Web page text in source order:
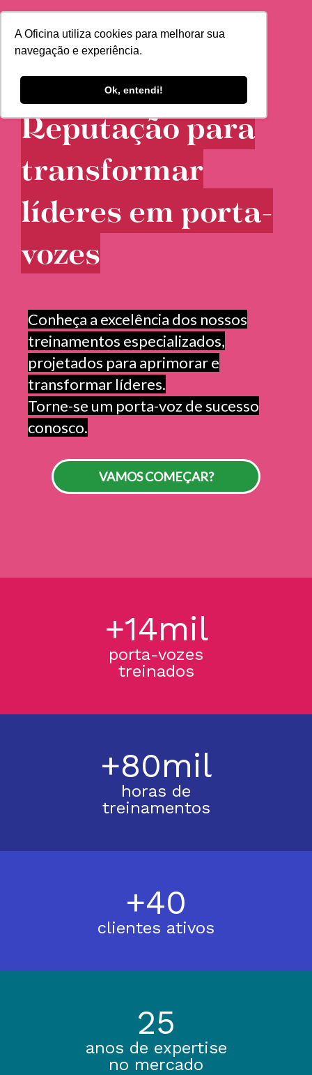
A Oficina utiliza cookies para melhorar sua
navegação e experiência.
Ok, entendi!
Reputação para
transformar
líderes em porta-
vozes
Conheça a excelência dos nossos
treinamentos especializados,
projetados para aprimorar e
transformar líderes.
Torne-se um porta-voz de sucesso
conosco.
VAMOS COMEÇAR?
+14mil
porta-vozes
treinados
+80mil
horas de
treinamentos
+40
clientes ativos
25
anos de expertise
no mercado